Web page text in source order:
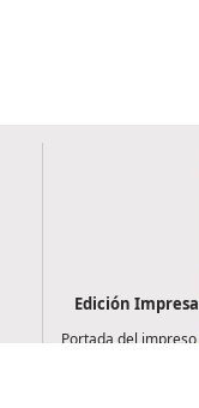
Edición Impresa
Portada del impreso